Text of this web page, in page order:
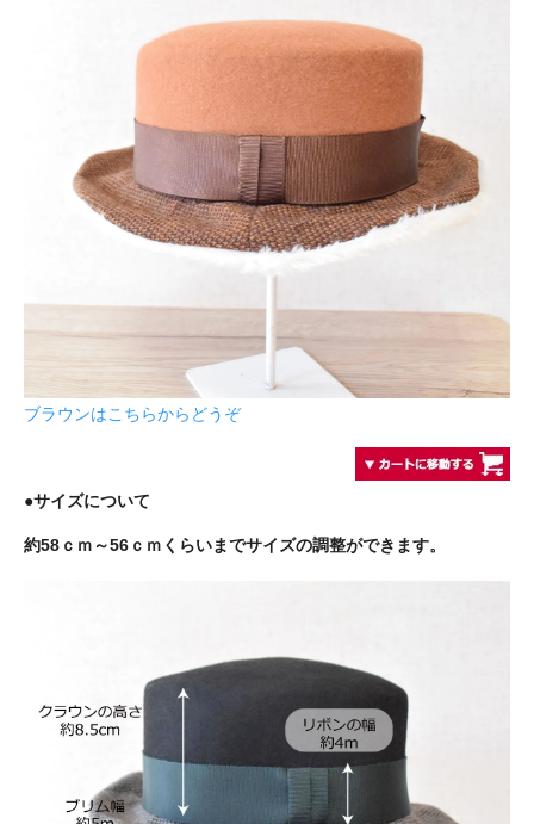
ブラウンはこちらからどうぞ
●サイズについて
約58ｃｍ～56ｃｍくらいまでサイズの調整ができます。